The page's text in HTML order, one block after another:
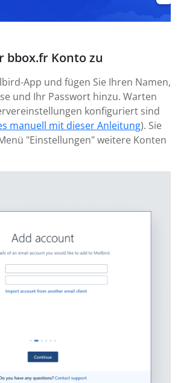
bbox.fr Konto zu
App und fügen Sie Ihren Namen,
und Ihr Passwort hinzu. Warten
konfiguriert sind
manuell mit dieser Anleitung). Sie
"Einstellungen" weitere Konten